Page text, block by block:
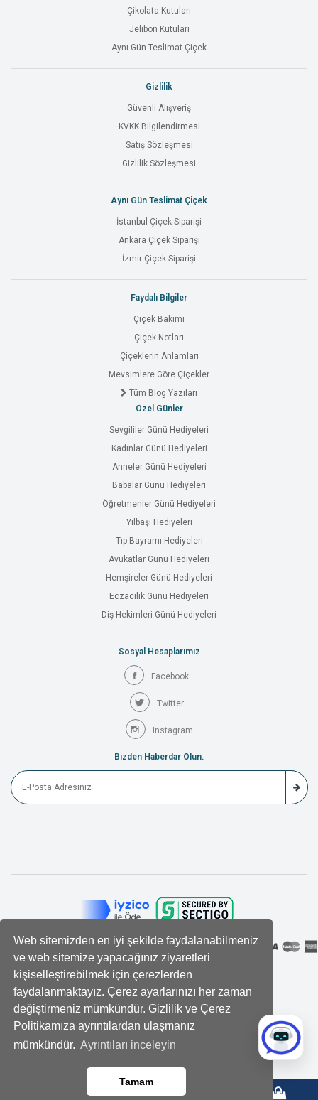
Web sitemizden en iyi şekilde faydalanabilmeniz
ve web sitemize yapacağınız ziyaretleri
kişiselleştirebilmek için çerezlerden
faydalanmaktayız. Çerez ayarlarınızı her zaman
değiştirmeniz mümkündür. Gizlilik ve Çerez
Politikamıza ayrıntılardan ulaşmanız
mümkündür. Ayrıntıları inceleyin
Tamam
Çikolata Kutuları
Jelibon Kutuları
Aynı Gün Teslimat Çiçek
Gizlilik
Güvenli Alışveriş
KVKK Bilgilendirmesi
Satış Sözleşmesi
Gizlilik Sözleşmesi
Aynı Gün Teslimat Çiçek
İstanbul Çiçek Siparişi
Ankara Çiçek Siparişi
İzmir Çiçek Siparişi
Faydalı Bilgiler
Çiçek Bakımı
Çiçek Notları
Çiçeklerin Anlamları
Mevsimlere Göre Çiçekler
Tüm Blog Yazıları
Özel Günler
Sevgililer Günü Hediyeleri
Kadınlar Günü Hediyeleri
Anneler Günü Hediyeleri
Babalar Günü Hediyeleri
Öğretmenler Günü Hediyeleri
Yılbaşı Hediyeleri
Tıp Bayramı Hediyeleri
Avukatlar Günü Hediyeleri
Hemşireler Günü Hediyeleri
Eczacılık Günü Hediyeleri
Diş Hekimleri Günü Hediyeleri
Sosyal Hesaplarımız
Facebook
Twitter
Instagram
Bizden Haberdar Olun.